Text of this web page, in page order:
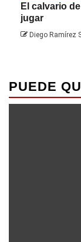
El calvario
jugar
Diego Ramírez
PUEDE